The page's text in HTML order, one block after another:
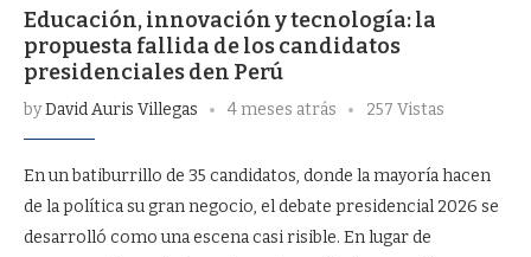
Educación, innovación y tecnología: la
propuesta fallida de los candidatos
presidenciales den Perú
byDavid Auris Villegas 4 meses atrás 257 Vistas
En un batiburrillo de 35 candidatos, donde la mayoría hacen
de la política su gran negocio, el debate presidencial 2026 se
desarrolló como una escena casi risible. En lugar de